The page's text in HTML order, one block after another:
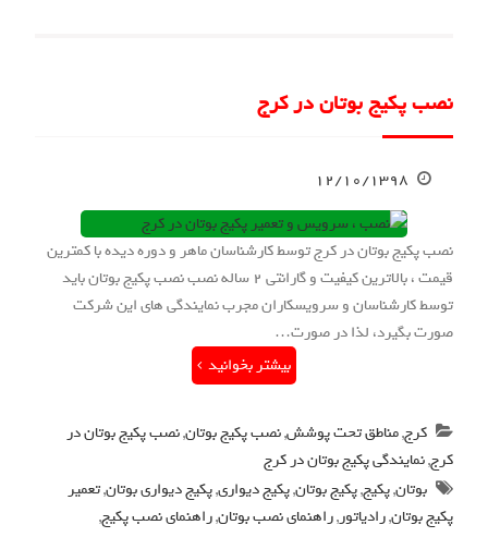
نصب پکیج بوتان در کرج
۱۲/۱۰/۱۳۹۸
نصب پکیج بوتان در کرج توسط کارشناسان ماهر و دوره دیده با کمترین
قیمت ، بالاترین کیفیت و گارانتی 2 ساله نصب نصب پکیج بوتان باید
توسط کارشناسان و سرویسکاران مجرب نمایندگی های این شرکت
صورت بگیرد، لذا در صورت…
بیشتر بخوانید
کرج,مناطق تحت پوشش,نصب پکیج بوتان,نصب پکیج بوتان در
کرج,نمایندگی پکیج بوتان در کرج
بوتان,پکیج,پکیج بوتان,پکیج دیواری,پکیج دیواری بوتان,تعمیر
پکیج بوتان,رادیاتور,راهنمای نصب بوتان,راهنمای نصب پکیج,